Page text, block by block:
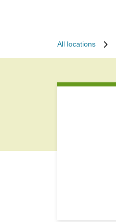
All locations